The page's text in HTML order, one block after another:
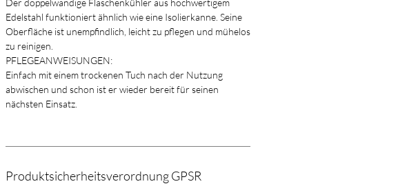
Edelstahl funktioniert ähnlich wie eine Isolierkanne. Seine
Oberfläche ist unempfindlich, leicht zu pflegen und mühelos
zu reinigen.
PFLEGEANWEISUNGEN:
Einfach mit einem trockenen Tuch nach der Nutzung
abwischen und schon ist er wieder bereit für seinen
nächsten Einsatz.
Produktsicherheitsverordnung GPSR